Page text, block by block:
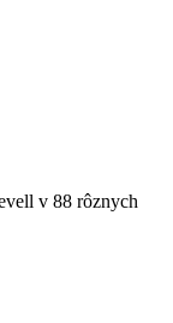
v 88 rôznych